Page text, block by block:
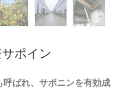
ポイン
ばれ、サポニンを有効成